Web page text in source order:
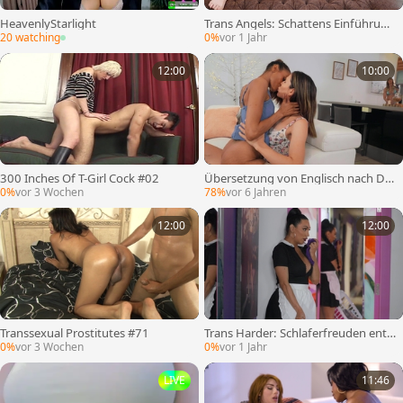
HeavenlyStarlight
20 watching
Trans Angels: Schattens Einführung
in die Transgirl-Welt
0%vor 1 Jahr
12:00
300 Inches Of T-Girl Cock #02
0%vor 3 Wochen
10:00
Übersetzung von Englisch nach De
utsch:
78%vor 6 Jahren
12:00
Transsexual Prostitutes #71
0%vor 3 Wochen
12:00
Trans Harder: Schlaferfreuden entf
esselt
0%vor 1 Jahr
LIVE 11:46